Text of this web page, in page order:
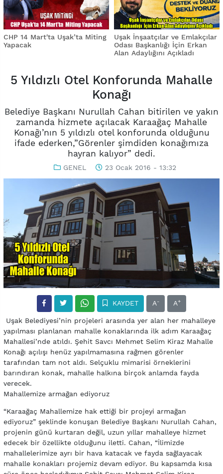
CHP 14 Mart'ta Uşak’ta Miting
Yapacak
Uşak İnşaatçılar ve Emlakçılar
Odası Başkanlığı İçin Erkan
Alan Adaylığını Açıkladı
5 Yıldızlı Otel Konforunda Mahalle
Konağı
Belediye Başkanı Nurullah Cahan bitirilen ve yakın
zamanda hizmete açılacak Karaağaç Mahalle
Konağı’nın 5 yıldızlı otel konforunda olduğunu
ifade ederken,”Görenler şimdiden konağımıza
hayran kalıyor” dedi.
GENEL 23 Ocak 2016 - 13:32
KAYDET A- A+
Uşak Belediyesi’nin projeleri arasında yer alan her mahalleye
yapılması planlanan mahalle konaklarında ilk adım Karaağaç
Mahallesi’nde atıldı. Şehit Savcı Mehmet Selim Kiraz Mahalle
Konağı açılışı henüz yapılmamasına rağmen görenler
tarafından tam not aldı. Selçuklu mimarisi örneklerini
barındıran konak, mahalle halkına birçok anlamda fayda
verecek.
Mahallemize armağan ediyoruz
“Karaağaç Mahallemize hak ettiği bir projeyi armağan
ediyoruz” şeklinde konuşan Belediye Başkanı Nurullah Cahan,
projenin günü kurtaran değil, uzun yıllar mahalleye hizmet
edecek bir özellikte olduğunu iletti. Cahan, “İlimizde
mahallelerimize ayrı bir hava katacak ve fayda sağlayacak
mahalle konakları projemiz devam ediyor. Bu kapsamda kısa